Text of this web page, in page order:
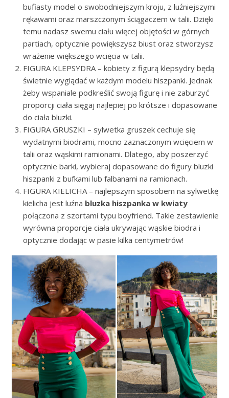
bufiasty model o swobodniejszym kroju, z luźniejszymi
rękawami oraz marszczonym ściągaczem w talii. Dzięki
temu nadasz swemu ciału więcej objętości w górnych
partiach, optycznie powiększysz biust oraz stworzysz
wrażenie większego wcięcia w talii.
FIGURA KLEPSYDRA – kobiety z figurą klepsydry będą
świetnie wyglądać w każdym modelu hiszpanki. Jednak
żeby wspaniale podkreślić swoją figurę i nie zaburzyć
proporcji ciała sięgaj najlepiej po krótsze i dopasowane
do ciała bluzki.
FIGURA GRUSZKI – sylwetka gruszek cechuje się
wydatnymi biodrami, mocno zaznaczonym wcięciem w
talii oraz wąskimi ramionami. Dlatego, aby poszerzyć
optycznie barki, wybieraj dopasowane do figury bluzki
hiszpanki z bufkami lub falbanami na ramionach.
FIGURA KIELICHA – najlepszym sposobem na sylwetkę
kielicha jest luźna bluzka hiszpanka w kwiaty
połączona z szortami typu boyfriend. Takie zestawienie
wyrówna proporcje ciała ukrywając wąskie biodra i
optycznie dodając w pasie kilka centymetrów!